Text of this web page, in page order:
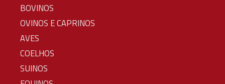
BOVINOS
OVINOS E CAPRINOS
AVES
COELHOS
SUINOS